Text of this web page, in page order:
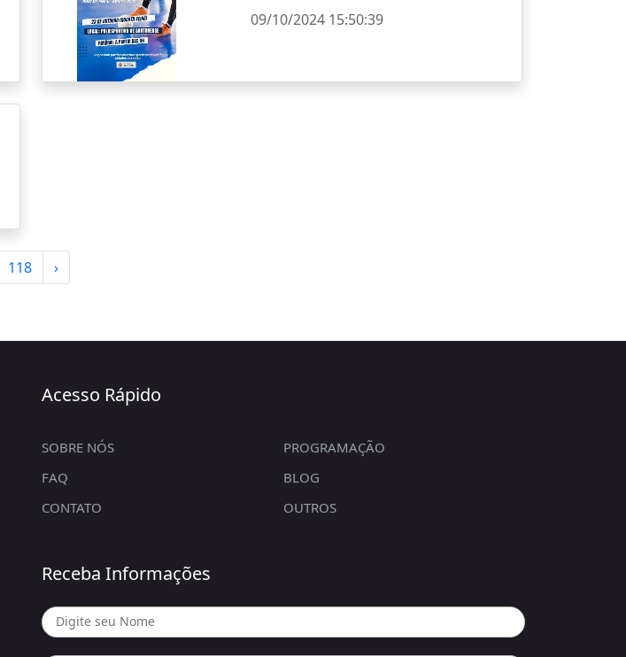
09/10/2024 15:50:39
118 ›
Acesso Rápido
SOBRE NÓS
PROGRAMAÇÃO
FAQ
BLOG
CONTATO
OUTROS
Receba Informações